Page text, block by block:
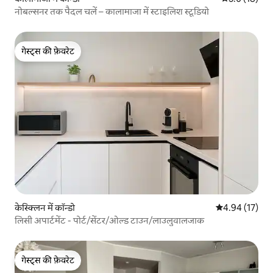
नोबल्सनर तक पैदल चलें – कालामाजा में स्टाइलिश स्टूडियो
गेस्ट्स की फ़ेवरेट
गेस्ट्स की फ़ेवरेट
केस्क्लिन में कॉन्डो औसत रेटिंग 5 में
4.94 (17)
लिसी अपार्टमेंट - पोर्ट/सेंटर/ओल्ड टाउन/लाउलुवालजाक
गेस्ट्स की फ़ेवरेट
गेस्ट्स की फ़ेवरेट